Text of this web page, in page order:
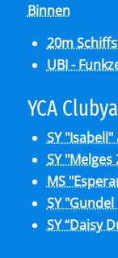
Binnen
20m
UBI -
YCA
SY
SY
MS
SY
SY “Daisy